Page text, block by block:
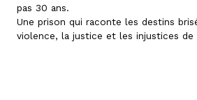
pas 30 ans.
Une prison qui raconte les destins
violence, la justice et les injustices de